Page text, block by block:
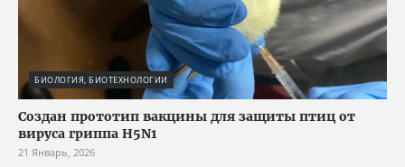
БИОЛОГИЯ, БИОТЕХНОЛОГИИ
Создан прототип вакцины для защиты птиц от
вируса гриппа H5N1
21 Январь, 2026